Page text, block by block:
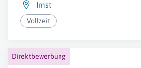
Imst
Vollzeit
Direktbewerbung